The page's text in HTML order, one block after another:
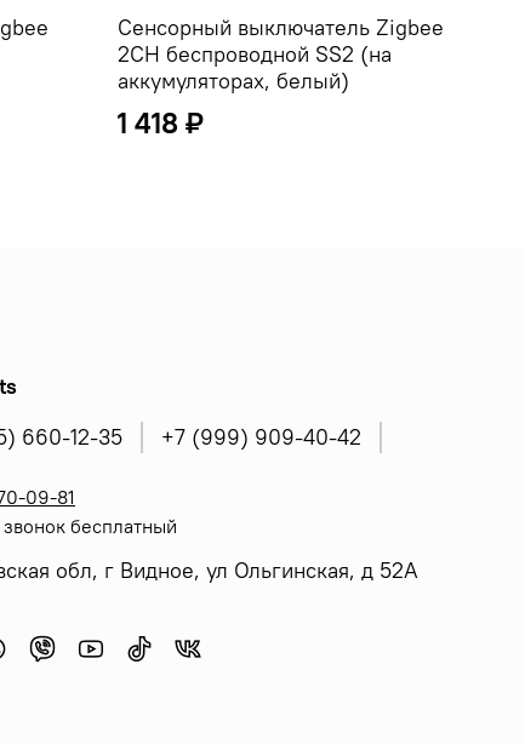
Сенсорный выключатель Zigbee
2CH беспроводной SS2 (на
аккумуляторах, белый)
1 418 ₽
660-12-35
+7 (999) 909-40-42
09-81
бесплатный
обл, г Видное, ул Ольгинская, д 52А